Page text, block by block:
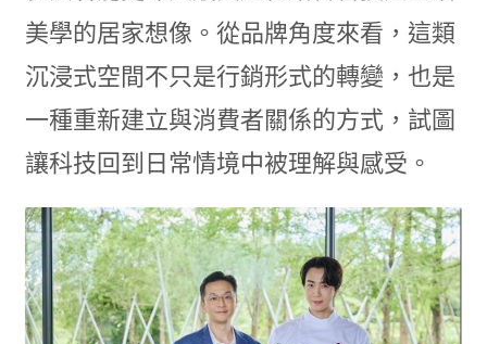
美學的居家想像。從品牌角度來看，這類
沉浸式空間不只是行銷形式的轉變，也是
一種重新建立與消費者關係的方式，試圖
讓科技回到日常情境中被理解與感受。